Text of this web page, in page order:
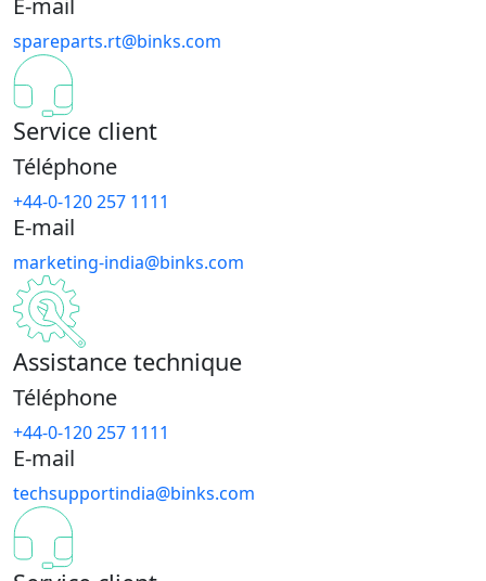
E-mail
spareparts.rt@binks.com
Service client
Téléphone
+44-0-120 257 1111
E-mail
marketing-india@binks.com
Assistance technique
Téléphone
+44-0-120 257 1111
E-mail
techsupportindia@binks.com